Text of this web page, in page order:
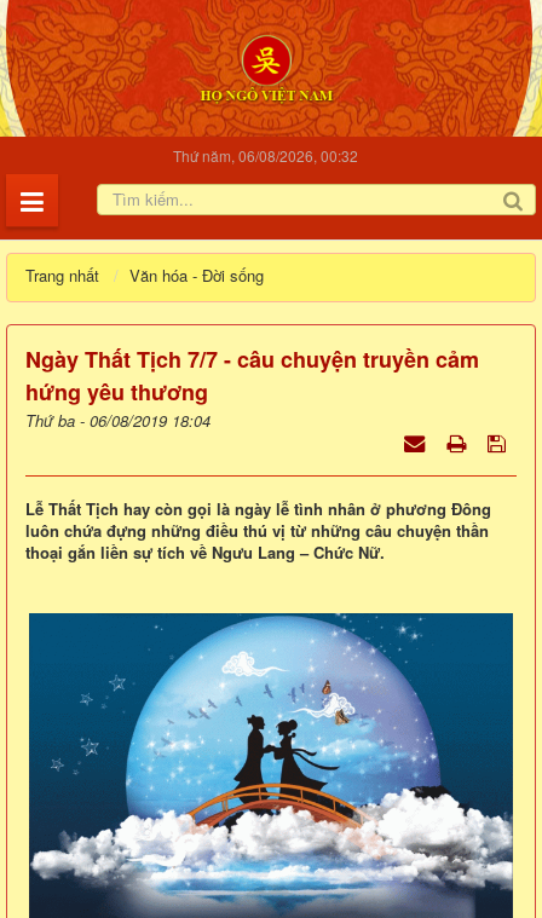
Thứ năm, 06/08/2026, 00:32
Trang nhất Văn hóa - Đời sống
Ngày Thất Tịch 7/7 - câu chuyện truyền cảm
hứng yêu thương
Thứ ba - 06/08/2019 18:04
Lễ Thất Tịch hay còn gọi là ngày lễ tình nhân ở phương Đông
luôn chứa đựng những điều thú vị từ những câu chuyện thần
thoại gắn liền sự tích về Ngưu Lang – Chức Nữ.